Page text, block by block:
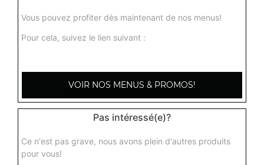
Vous pouvez profiter dès maintenant de nos menus!
Pour cela, suivez le lien suivant :
VOIR NOS MENUS & PROMOS!
Pas intéressé(e)?
Ce n'est pas grave, nous avons plein d'autres produits
pour vous!